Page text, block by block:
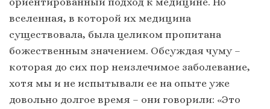
вселенная, в которой их медицина
существовала, была целиком пропитана
божественным значением. Обсуждая чуму –
которая до сих пор неизлечимое заболевание,
хотя мы и не испытывали ее на опыте уже
довольно долгое время – они говорили: «Это